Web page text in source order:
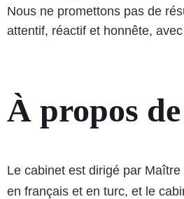
Nous ne promettons pas de
attentif, réactif et honnête,
À propos
Le cabinet est dirigé par
en français et en turc, et le